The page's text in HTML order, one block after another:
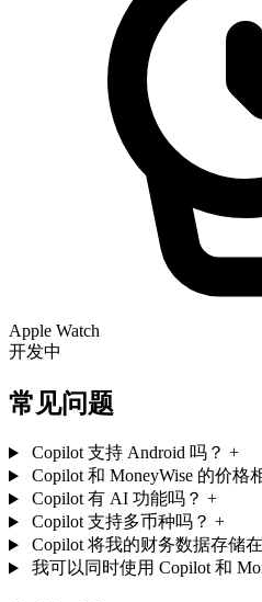
Apple Watch
开发中
常见问题
Copilot 支持 Android 吗？ +
Copilot 和 MoneyWise 的价格
Copilot 有 AI 功能吗？ +
Copilot 支持多币种吗？ +
Copilot 将我的财务数据存储
我可以同时使用 Copilot 和